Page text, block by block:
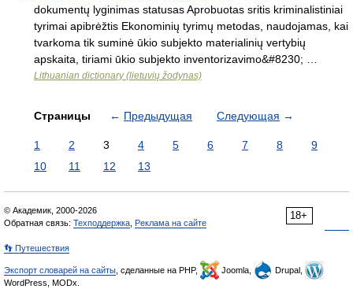
dokumentų lyginimas statusas Aprobuotas sritis kriminalistiniai
tyrimai apibrėžtis Ekonominių tyrimų metodas, naudojamas, kai
tvarkoma tik suminė ūkio subjekto materialinių vertybių
apskaita, tiriami ūkio subjekto inventorizavimo&#8230; …
Lithuanian dictionary (lietuvių žodynas)
Страницы ← Предыдущая Следующая →
1 2 3 4 5 6 7 8
9
10
11 12 13
18+
© Академик, 2000-2026
Обратная связь: Техподдержка Реклама на сайте
👣 Путешествия
Экспорт словарей на сайты , сделанные на PHP, Joomla,
Drupal,
WordPress, MODx.